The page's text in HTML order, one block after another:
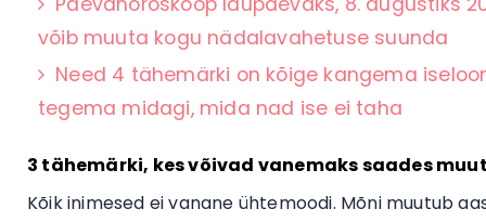
võib muuta kogu nädalavahetuse suunda
Need 4 tähemärki on kõige kangema
tegema midagi, mida nad ise ei taha
3 tähemärki, kes võivad vanemaks saades
Kõik inimesed ei vanane ühtemoodi. Mõni muutub